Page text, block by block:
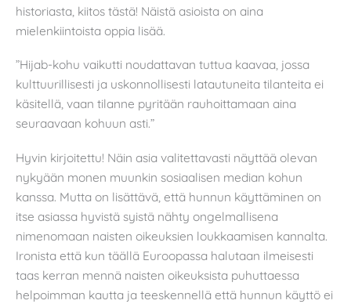
historiasta, kiitos tästä! Näistä asioista on aina
mielenkiintoista oppia lisää.
”Hijab-kohu vaikutti noudattavan tuttua kaavaa, jossa
kulttuurillisesti ja uskonnollisesti latautuneita tilanteita ei
käsitellä, vaan tilanne pyritään rauhoittamaan aina
seuraavaan kohuun asti.”
Hyvin kirjoitettu! Näin asia valitettavasti näyttää olevan
nykyään monen muunkin sosiaalisen median kohun
kanssa. Mutta on lisättävä, että hunnun käyttäminen on
itse asiassa hyvistä syistä nähty ongelmallisena
nimenomaan naisten oikeuksien loukkaamisen kannalta.
Ironista että kun täällä Euroopassa halutaan ilmeisesti
taas kerran mennä naisten oikeuksista puhuttaessa
helpoimman kautta ja teeskennellä että hunnun käyttö ei